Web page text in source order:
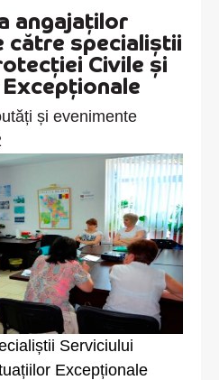
angajaților
către specialiștii
Civile și
și evenimente
Serviciului
Excepționale